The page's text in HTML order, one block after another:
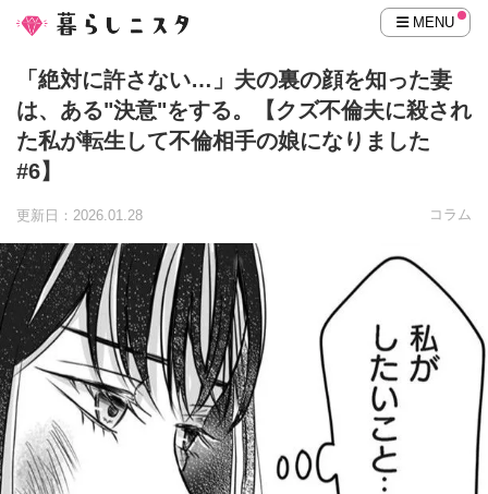
MENU
「絶対に許さない…」夫の裏の顔を知った妻
は、ある"決意"をする。【クズ不倫夫に殺され
た私が転生して不倫相手の娘になりました
#6】
更新日：2026.01.28 コラム